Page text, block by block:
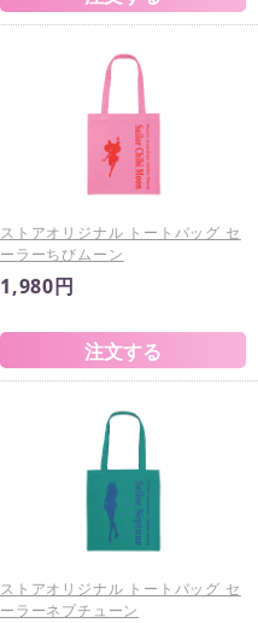
ストアオリジナル トートバッグ セ
ーラーちびムーン
1,980円
ストアオリジナル トートバッグ セ
ーラーネプチューン